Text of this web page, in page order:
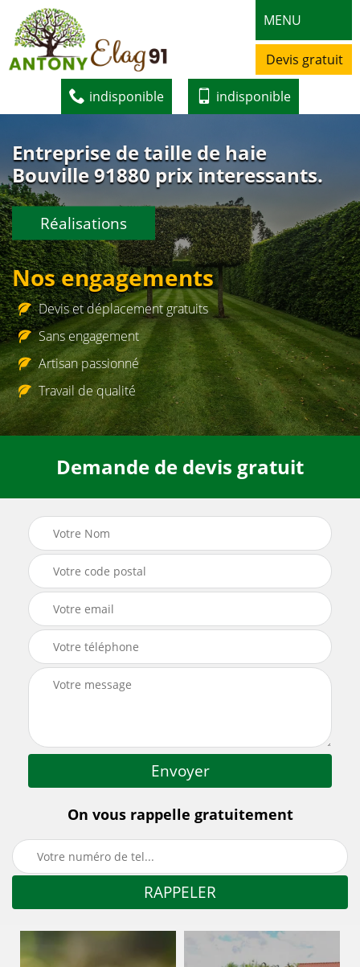
MENU
Devis gratuit
indisponible indisponible
Entreprise de taille de haie
Bouville 91880 prix interessants.
Réalisations
Nos engagements
Devis et déplacement gratuits
Sans engagement
Artisan passionné
Travail de qualité
Demande de devis gratuit
On vous rappelle gratuitement